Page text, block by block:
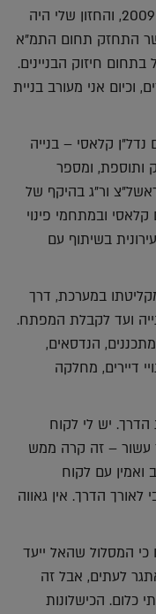
לקוחות. הקמתי את החברה שלי בשנת 2009, והחזון שלי היה
התחזק תחום התמ"א
חיזוק הבניינים.
וכיום אני מעורב בניית
קלאסי – בנייה
פרויקטי תמ"א 38 חיזוק ותוספת, ומספר
ור"ג בהיקף של
ובמתחמי פינוי
בשיתוף עם
במערכת, דרך
ועד לקבלת המפתח.
הנדסאים,
דיירים, מחלקה
יש לי לקוח
עשור – זה קרה ממש
ואמין עם לקוח
לאורך הדרך. אין גאווה
כי המסלול שהאל ייעד
לעתים, אבל זה
כלום. הכישלונות